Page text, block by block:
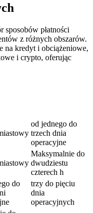
sposobów płatności
z różnych obszarów.
na kredyt i obciążeniowe,
i crypto, oferując
od jednego do
trzech dnia
operacyjne
Maksymalnie do
dwudziestu
czterech h
do
trzy do pięciu
dnia
operacyjnych